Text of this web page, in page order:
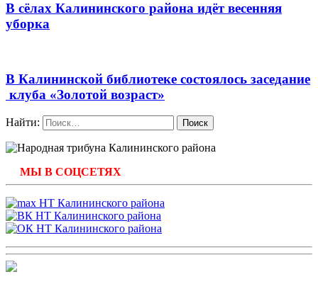
В сёлах Калининского района идёт весенняя
уборка
В Калининской библиотеке состоялось заседание
клуба «Золотой возраст»
Найти:
МЫ В СОЦСЕТЯХ